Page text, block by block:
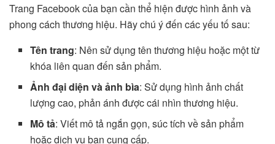
Trang Facebook của bạn cần thể hiện được hình ảnh và
phong cách thương hiệu. Hãy chú ý đến các yếu tố sau:
Tên trang: Nên sử dụng tên thương hiệu hoặc một từ
khóa liên quan đến sản phẩm.
Ảnh đại diện và ảnh bìa: Sử dụng hình ảnh chất
lượng cao, phản ánh được cái nhìn thương hiệu.
Mô tả: Viết mô tả ngắn gọn, súc tích về sản phẩm
hoặc dịch vụ bạn cung cấp.